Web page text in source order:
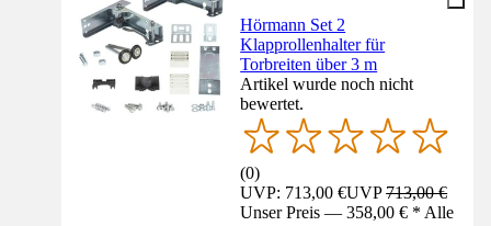
Hörmann Set 2
Klapprollenhalter für
Torbreiten über 3 m
Artikel wurde noch nicht
bewertet.
(0)
UVP: 713,00 €UVP713,00 €
Unser Preis — 358,00 € * Alle